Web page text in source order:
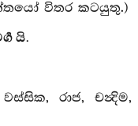
විතර කටයුතු.)
යි.
රාජ, චන්‍දිම,